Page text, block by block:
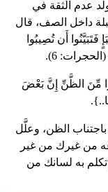
عدم الثقة في
داخل الصف، قال
أَن تُصِيبُوا
6).
مِّنَ الظَّنِّ إِنَّ بَعْضَ
الظن، وعلَّل
من غيرك من غير
به لسانك من